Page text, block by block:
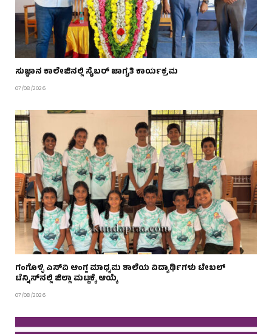
ಸುಜ್ಞಾನ ಕಾಲೇಜಿನಲ್ಲಿ ಸೈಬರ್ ಜಾಗೃತಿ ಕಾರ್ಯಕ್ರಮ
07/08/2026
ಗಂಗೊಳ್ಳಿ ಎಸ್‌ವಿ ಆಂಗ್ಲ ಮಾಧ್ಯಮ ಶಾಲೆಯ ವಿದ್ಯಾರ್ಥಿಗಳು ಟೇಬಲ್‌
ಟೆನ್ನಿಸ್‌ನಲ್ಲಿ ಜಿಲ್ಲಾ ಮಟ್ಟಕ್ಕೆ ಆಯ್ಕೆ
07/08/2026